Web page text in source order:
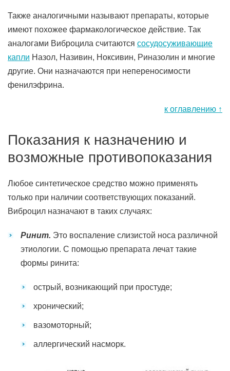
Также аналогичными называют препараты, которые
имеют похожее фармакологическое действие. Так
аналогами Виброцила считаются сосудосуживающие
капли Назол, Називин, Ноксивин, Риназолин и многие
другие. Они назначаются при непереносимости
фенилэфрина.
к оглавлению ↑
Показания к назначению и
возможные противопоказания
Любое синтетическое средство можно применять
только при наличии соответствующих показаний.
Виброцил назначают в таких случаях:
Ринит. Это воспаление слизистой носа различной
этиологии. С помощью препарата лечат такие
формы ринита:
острый, возникающий при простуде;
хронический;
вазомоторный;
аллергический насморк.